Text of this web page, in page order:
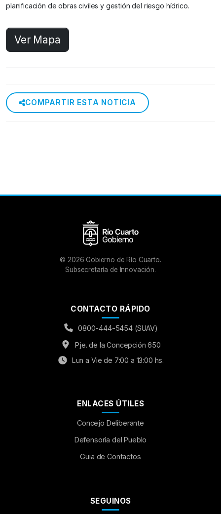
planificación de obras civiles y gestión del riesgo hídrico.
Ver Mapa
COMPARTIR ESTA NOTICIA
© 2026 Gobierno de Río Cuarto.
Subsecretaría de Innovación.
CONTACTO RÁPIDO
0800-444-5454 (SUAV)
Pje. de la Concepción 650
Lun a Vie de 7:00 a 13:00 hs.
ENLACES ÚTILES
Concejo Deliberante
Defensoría del Pueblo
Guia de Contactos
SEGUINOS
Aumentar Fuente
OFF
Leer al pasar el mouse